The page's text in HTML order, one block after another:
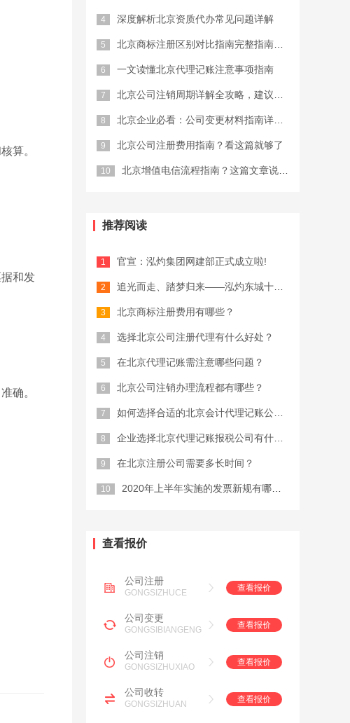
算。
和发
确。
深度解析北京资质代办常见问题详解
北京商标注册区别对比指南完整指南，创...
一文读懂北京代理记账注意事项指南
北京公司注销周期详解全攻略，建议收藏
北京企业必看：公司变更材料指南详细解...
北京公司注册费用指南？看这篇就够了
北京增值电信流程指南？这篇文章说清楚...
推荐阅读
官宣：泓灼集团网建部正式成立啦!
追光而走、踏梦归来——泓灼东城十渡游
北京商标注册费用有哪些？
选择北京公司注册代理有什么好处？
在北京代理记账需注意哪些问题？
北京公司注销办理流程都有哪些？
如何选择合适的北京会计代理记账公司？
企业选择北京代理记账报税公司有什么优...
在北京注册公司需要多长时间？
2020年上半年实施的发票新规有哪些...
查看报价
公司注册
GONGSIZHUCE
查看报价
公司变更
GONGSIBIANGENG
查看报价
公司注销
GONGSIZHUXIAO
查看报价
公司收转
GONGSIZHUAN
查看报价